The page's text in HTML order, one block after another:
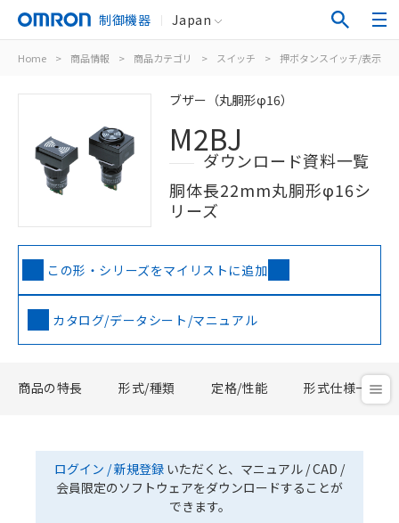
制御機器 Japan
Home > 商品情報 > 商品カテゴリ > スイッチ > 押ボタンスイッチ/表示灯
ブザー（丸胴形φ16）
M2BJ
ダウンロード資料一覧
胴体長22mm丸胴形φ16シ
リーズ
この形・シリーズをマイリストに追加
カタログ/データシート/マニュアル
商品の特長 形式/種類 定格/性能 形式仕様一覧
ログイン / 新規登録 いただくと、マニュアル / CAD /
会員限定のソフトウェアをダウンロードすることが
できます。